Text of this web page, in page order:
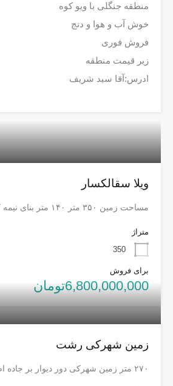
منطقه جنگلی با ویو کوه
خوش آب و هوا و دنج
فروش فوری
زیر قیمت منطقه
ادرس:آقا سید شریف
ویلا سقالکسار
مساحت زمین ۳۵۰ متر ۱۴۰ متر بنای نیمه کاره دوبلکس…
متراژ
350
برای فروش
6,800,000,000تومان
زمین شهرکی رشت
۲۷۰ متر زمین شهرکی دور دیوار بر جاده اصلی داخل…